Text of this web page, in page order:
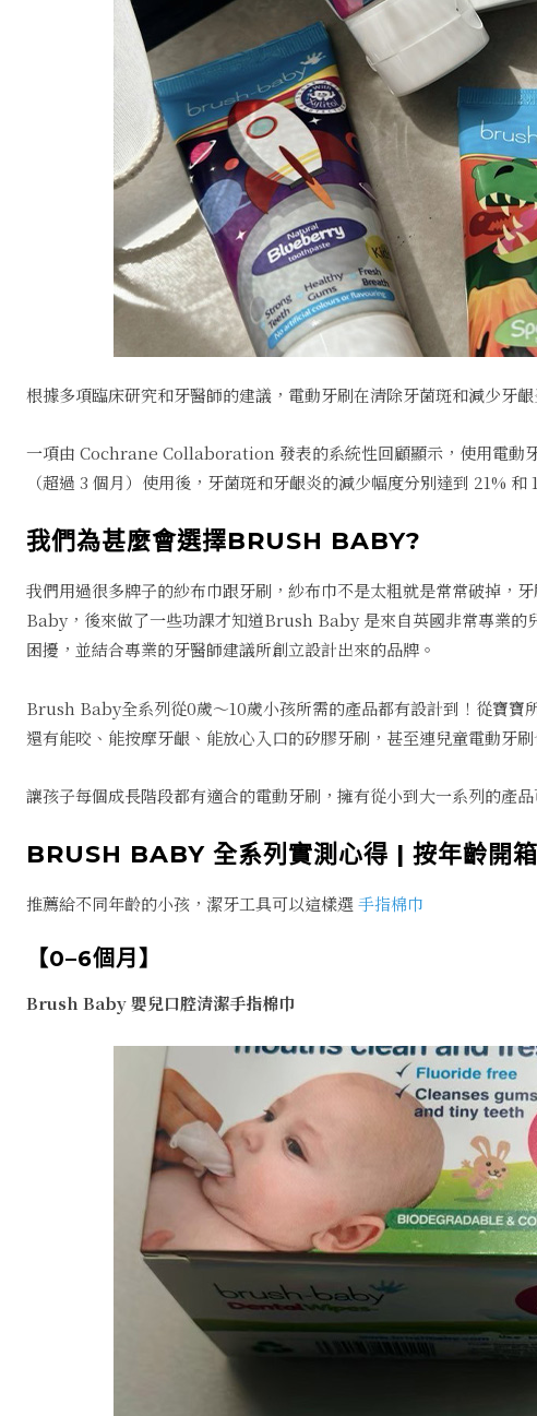
根據多項臨床研究和牙醫師的建議，電動牙刷在清除牙菌斑和減少牙
一項由 Cochrane Collaboration 發表的系統性回顧顯示，使用電動
（超過 3 個月）使用後，牙菌斑和牙齦炎的減少幅度分別達到 21% 和
我們為甚麼會選擇BRUSH BABY?
我們用過很多牌子的紗布巾跟牙刷，紗布巾不是太粗就是常常破掉，
Baby，後來做了一些功課才知道Brush Baby 是來自英國非常專業的
困擾，並結合專業的牙醫師建議所創立設計出來的品牌。
Brush Baby全系列從0歲～10歲小孩所需的產品都有設計到！從寶寶
還有能咬、能按摩牙齦、能放心入口的矽膠牙刷，甚至連兒童電動牙
讓孩子每個成長階段都有適合的電動牙刷，擁有從小到大一系列的產
BRUSH BABY 全系列實測心得 | 按年齡開箱
推薦給不同年齡的小孩，潔牙工具可以這樣選 手指棉巾
【0–6個月】
Brush Baby 嬰兒口腔清潔手指棉巾